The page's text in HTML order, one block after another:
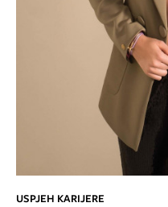
USPJEH KARIJERE